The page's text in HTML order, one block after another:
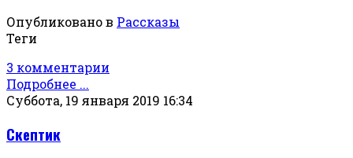
Опубликовано в Рассказы
Теги
3 комментарии
Подробнее ...
Суббота, 19 января 2019 16:34
Скептик